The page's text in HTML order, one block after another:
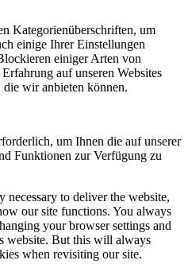
Kategorienüberschriften, um
einige Ihrer Einstellungen
einiger Arten von
auf unseren Websites
wir anbieten können.
um Ihnen die auf unserer
Funktionen zur Verfügung zu
necessary to deliver the website,
our site functions. You always
your browser settings and
website. But this will always
when revisiting our site.